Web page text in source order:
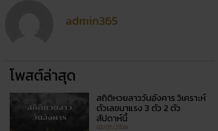
admin365
โพสต์ล่าสุด
สถิติหวยลาววันอังคาร วิเคราะห์
ตัวเลขมาแรง 3 ตัว 2 ตัว
สัปดาห์นี้
02/07/2026